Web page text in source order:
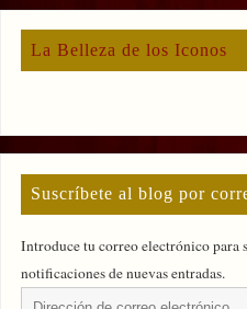
La Belleza de los Iconos
Suscríbete al blog por
Introduce tu correo electrónico para
notificaciones de nuevas entradas.